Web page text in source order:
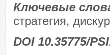
Ключевые
стратегия,
DOI 10.35775/